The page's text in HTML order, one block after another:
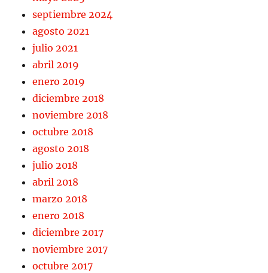
septiembre 2024
agosto 2021
julio 2021
abril 2019
enero 2019
diciembre 2018
noviembre 2018
octubre 2018
agosto 2018
julio 2018
abril 2018
marzo 2018
enero 2018
diciembre 2017
noviembre 2017
octubre 2017